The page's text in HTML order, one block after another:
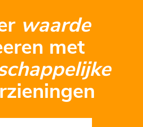
waarde
met